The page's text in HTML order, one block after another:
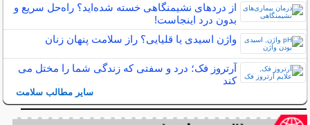
از دردهای نشیمنگاهی خسته شده‌اید؟ راه‌حل سریع و
بدون درد اینجاست!
واژن اسیدی یا قلیایی؟ راز سلامت پنهان زنان
آرتروز فک؛ درد و سفتی که زندگی شما را مختل می
کند
سایر مطالب سلامت